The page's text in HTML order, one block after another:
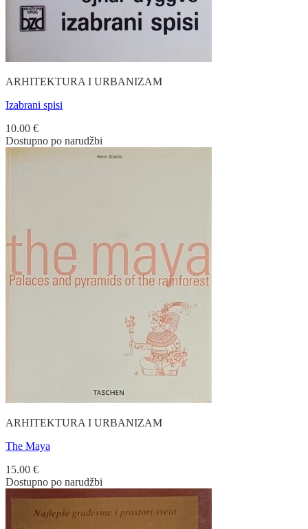
ARHITEKTURA I URBANIZAM
Izabrani spisi
10.00 €
Dostupno po narudžbi
ARHITEKTURA I URBANIZAM
The Maya
15.00 €
Dostupno po narudžbi